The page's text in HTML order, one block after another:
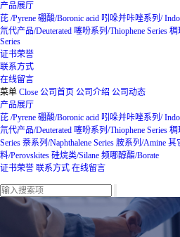
产品展厅
芘 /Pyrene 硼酸/Boronic acid 吲哚并咔唑系列/
氘代产品/Deuterated 噻吩系列/Thiophene Series 稠
Series
证书荣誉
联系方式
在线留言
菜单 Close 公司首页 公司介绍 公司动态
产品展厅
芘 /Pyrene 硼酸/Boronic acid 吲哚并咔唑系列/
氘代产品/Deuterated 噻吩系列/Thiophene Series 稠
Series 萘系列/Naphthalene Series 胺系列/Amine 其
料/Perovskites 硅烷类/Silane 频哪醇酯/Borate
证书荣誉 联系方式 在线留言